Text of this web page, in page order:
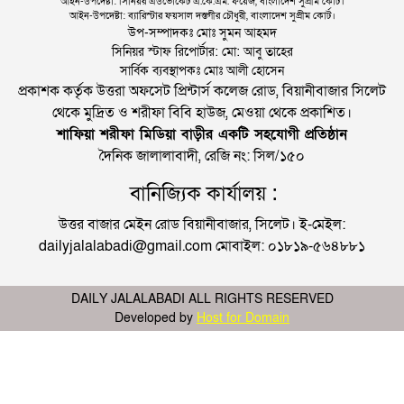
আইন-উপদেষ্টা: ব্যারিস্টার ফয়সাল দস্তগীর চৌধুরী, বাংলাদেশ সুপ্রীম কোর্ট।
উপ-সম্পাদকঃ মোঃ সুমন আহমদ
সিনিয়র স্টাফ রিপোর্টার: মো: আবু তাহের
সার্বিক ব্যবস্থাপকঃ মোঃ আলী হোসেন
প্রকাশক কর্তৃক উত্তরা অফসেট প্রিন্টার্স কলেজ রোড, বিয়ানীবাজার সিলেট
থেকে মুদ্রিত ও শরীফা বিবি হাউজ, মেওয়া থেকে প্রকাশিত।
শাফিয়া শরীফা মিডিয়া বাড়ীর একটি সহযোগী প্রতিষ্ঠান
দৈনিক জালালাবাদী, রেজি নং: সিল/১৫০
বানিজ্যিক কার্যালয় :
উত্তর বাজার মেইন রোড বিয়ানীবাজার, সিলেট। ই-মেইল:
dailyjalalabadi@gmail.com মোবাইল: ০১৮১৯-৫৬৪৮৮১
DAILY JALALABADI ALL RIGHTS RESERVED
Developed by Host for Domain